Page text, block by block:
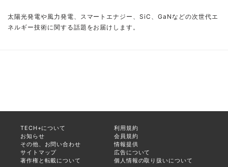
太陽光発電や風力発電、スマートエナジー、SiC、GaNなどの次世代エ
ネルギー技術に関する話題をお届けします。
TECH+について
利用規約
お知らせ
会員規約
その他、お問い合わせ
情報提供
サイトマップ
広告について
著作権と転載について
個人情報の取り扱いについて